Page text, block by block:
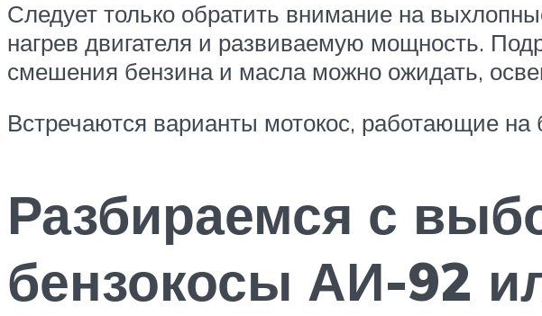
Следует только обратить внимание на
нагрев двигателя и развиваемую мощность.
смешения бензина и масла можно ожидать,
Встречаются варианты мотокос, работающие
Разбираемся с
бензокосы АИ-92